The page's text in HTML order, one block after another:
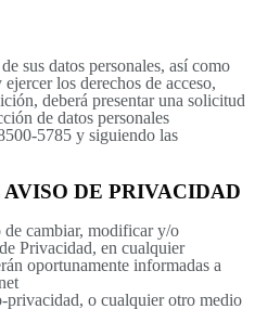
sus datos personales, así como
los derechos de acceso,
deberá presentar una solicitud
de datos personales
5785 y siguiendo las
DE PRIVACIDAD
de cambiar, modificar y/o
Privacidad, en cualquier
oportunamente informadas a
o cualquier otro medio